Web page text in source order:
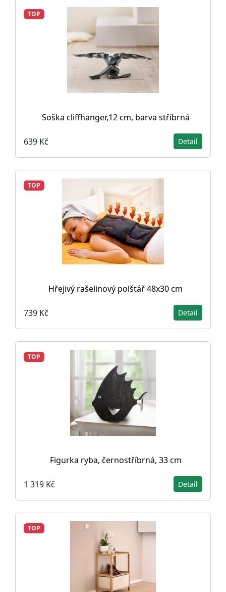
TOP
Soška cliffhanger,12 cm, barva stříbrná
639 Kč Detail
TOP
Hřejivý rašelinový polštář 48x30 cm
739 Kč Detail
TOP
Figurka ryba, černostříbrná, 33 cm
1 319 Kč Detail
TOP